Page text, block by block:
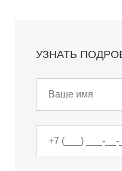
УЗНАТЬ